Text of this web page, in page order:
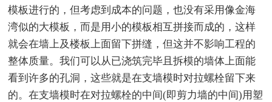
模板进行的，但考虑到成本的问题，也没有采用像金海
湾似的大模板，而是用小的模板相互拼接而成的，这样
就会在墙上及楼板上面留下拼缝，但这并不影响工程的
整体质量。我们可以从已浇筑完毕且拆模的墙体上面能
看到许多的孔洞，这些就是在支墙模时对拉螺栓留下来
的。在支墙模时在对拉螺栓的中间(即剪力墙的中间)用塑